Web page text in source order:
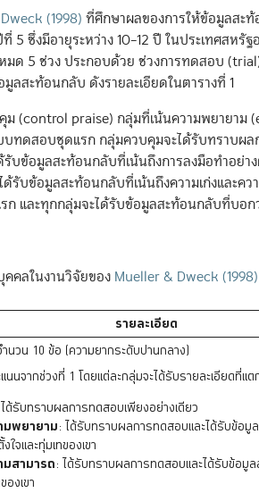
(1998)ที่ศึกษาผลของการให้ข้อมูลสะ
งมีอายุระหว่าง 10–12 ปี ในประเทศสหรัฐอ
ด 5 ช่วง ประกอบด้วย ช่วงการทดสอบ
สะท้อนกลับ ดังรายละเอียดในตารางที่ 1
(control praise) กลุ่มที่เน้นความพยายาม
ทดสอบชุดแรก กลุ่มควบคุมจะได้รับทราบผล
ข้อมูลสะท้อนกลับที่เน้นถึงการลงมือทำอย่าง
บข้อมูลสะท้อนกลับที่เน้นถึงความเก่งและคว
และทุกกลุ่มจะได้รับข้อมูลสะท้อนกลับที่บอก
คลในงานวิจัยของ Mueller & Dweck (1998)
รายละเอียด
นวน 10 ข้อ (ความยากระดับปานกลาง)
นจากช่วงที่ 1 โดยแต่ละกลุ่มจะได้รับรายละเอียดที่แ
ด้รับทราบผลการทดสอบเพียงอย่างเดียว
มพยายาม: ได้รับทราบผลการทดสอบและได้รับข้อมู
ใจและทุ่มเทของเขา
สามารถ: ได้รับทราบผลการทดสอบและได้รับข้อมูล
องเขา